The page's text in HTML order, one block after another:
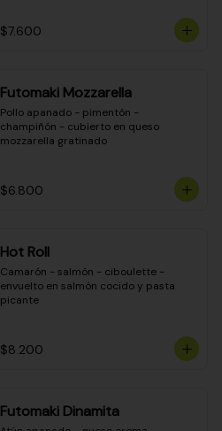
$7.600
Futomaki Mozzarella
Pollo apanado - pimentón -
champiñón - cubierto en queso
mozzarella gratinado
$6.800
Hot Roll
Camarón - salmón - ciboulette -
envuelto en salmón cocido y pasta
picante
$8.200
Futomaki Dinamita